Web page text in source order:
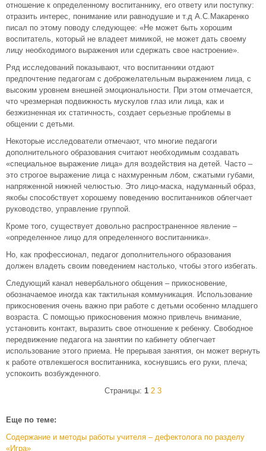
отношение к определенному воспитаннику, его ответу или поступку:
отразить интерес, понимание или равнодушие и т.д А.С.Макаренко
писал по этому поводу следующее: «Не может быть хорошим
воспитатель, который не владеет мимикой, не может дать своему
лицу необходимого выражения или сдержать свое настроение».
Ряд исследований показывают, что воспитанники отдают
предпочтение педагогам с доброжелательным выражением лица, с
высоким уровнем внешней эмоциональности. При этом отмечается,
что чрезмерная подвижность мускулов глаз или лица, как и
безжизненная их статичность, создает серьезные проблемы в
общении с детьми.
Некоторые исследователи отмечают, что многие педагоги
дополнительного образования считают необходимым создавать
«специальное выражение лица» для воздействия на детей. Часто –
это строгое выражение лица с нахмуренным лбом, сжатыми губами,
напряженной нижней челюстью. Это лицо-маска, надуманный образ,
якобы способствует хорошему поведению воспитанников облегчает
руководство, управление группой.
Кроме того, существует довольно распространенное явление –
«определенное лицо для определенного воспитанника».
Но, как профессионал, педагог дополнительного образования
должен владеть своим поведением настолько, чтобы этого избегать.
Следующий канал невербального общения – прикосновение,
обозначаемое иногда как тактильная коммуникация. Использование
прикосновения очень важно при работе с детьми особенно младшего
возраста. С помощью прикосновения можно привлечь внимание,
установить контакт, выразить свое отношение к ребенку. Свободное
передвижение педагога на занятии по кабинету облегчает
использование этого приема. Не прерывая занятия, он может вернуть
к работе отвлекшегося воспитанника, коснувшись его руки, плеча;
успокоить возбужденного.
Страницы: 1 2 3
Еще по теме:
Содержание и методы работы учителя – дефектолога по разделу
«Игра»